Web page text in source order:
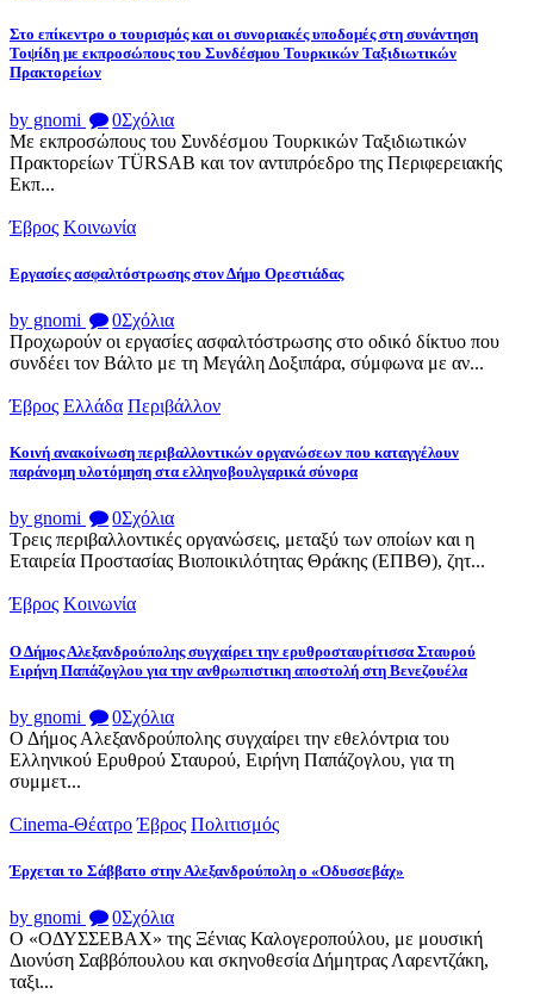
Στο επίκεντρο ο τουρισμός και οι συνοριακές υποδομές στη συνάντηση
Τοψίδη με εκπροσώπους του Συνδέσμου Τουρκικών Ταξιδιωτικών
Πρακτορείων
by gnomi 0Σχόλια
Με εκπροσώπους του Συνδέσμου Τουρκικών Ταξιδιωτικών
Πρακτορείων TÜRSAB και τον αντιπρόεδρο της Περιφερειακής
Εκπ...
Έβρος Κοινωνία
Εργασίες ασφαλτόστρωσης στον Δήμο Ορεστιάδας
by gnomi 0Σχόλια
Προχωρούν οι εργασίες ασφαλτόστρωσης στο οδικό δίκτυο που
συνδέει τον Βάλτο με τη Μεγάλη Δοξιπάρα, σύμφωνα με αν...
Έβρος Ελλάδα Περιβάλλον
Κοινή ανακοίνωση περιβαλλοντικών οργανώσεων που καταγγέλουν
παράνομη υλοτόμηση στα ελληνοβουλγαρικά σύνορα
by gnomi 0Σχόλια
Τρεις περιβαλλοντικές οργανώσεις, μεταξύ των οποίων και η
Εταιρεία Προστασίας Βιοποικιλότητας Θράκης (ΕΠΒΘ), ζητ...
Έβρος Κοινωνία
Ο Δήμος Αλεξανδρούπολης συγχαίρει την ερυθροσταυρίτισσα Σταυρού
Ειρήνη Παπάζογλου για την ανθρωπιστικη αποστολή στη Βενεζουέλα
by gnomi 0Σχόλια
Ο Δήμος Αλεξανδρούπολης συγχαίρει την εθελόντρια του
Ελληνικού Ερυθρού Σταυρού, Ειρήνη Παπάζογλου, για τη
συμμετ...
Cinema-Θέατρο Έβρος Πολιτισμός
Έρχεται το Σάββατο στην Αλεξανδρούπολη ο «Οδυσσεβάχ»
by gnomi 0Σχόλια
Ο «ΟΔΥΣΣΕΒΑΧ» της Ξένιας Καλογεροπούλου, με μουσική
Διονύση Σαββόπουλου και σκηνοθεσία Δήμητρας Λαρεντζάκη,
ταξι...